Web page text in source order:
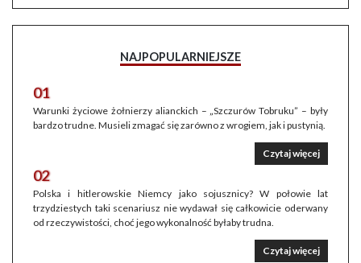
NAJPOPULARNIEJSZE
01
Warunki życiowe żołnierzy alianckich – „Szczurów Tobruku” – były
bardzo trudne. Musieli zmagać się zarówno z wrogiem, jak i pustynią.
Czytaj więcej
02
Polska i hitlerowskie Niemcy jako sojusznicy? W połowie lat
trzydziestych taki scenariusz nie wydawał się całkowicie oderwany
od rzeczywistości, choć jego wykonalność byłaby trudna.
Czytaj więcej